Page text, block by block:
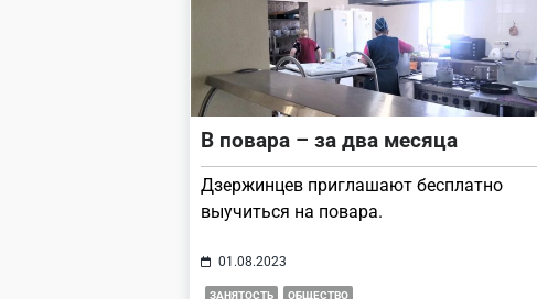
В повара – за два месяца
Дзержинцев приглашают бесплатно
выучиться на повара.
01.08.2023
ЗАНЯТОСТЬ ОБЩЕСТВО